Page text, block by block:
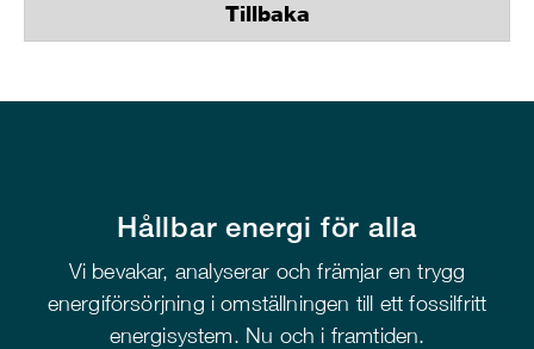
Tillbaka
Hållbar energi för alla
Vi bevakar, analyserar och främjar en trygg
energiförsörjning i omställningen till ett fossilfritt
energisystem. Nu och i framtiden.